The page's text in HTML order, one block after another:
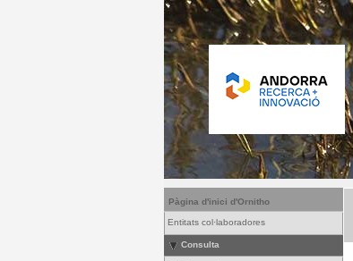
Pàgina d'inici d'Ornitho
Entitats col·laboradores
Consulta